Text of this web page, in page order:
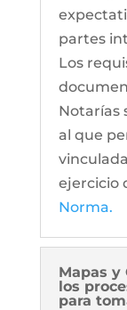
partes
Los
Notarías
al que
ejercicio
Norma.
Mapas
los
para